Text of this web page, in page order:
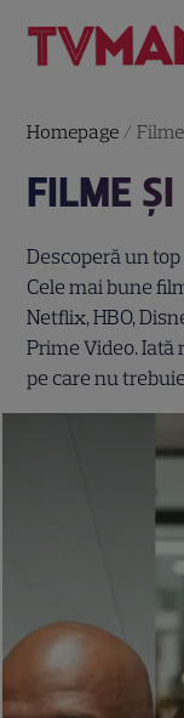
Homepage /
FILME
Descoperă un
Cele mai bune
Netflix, HBO,
Prime Video.
pe care nu